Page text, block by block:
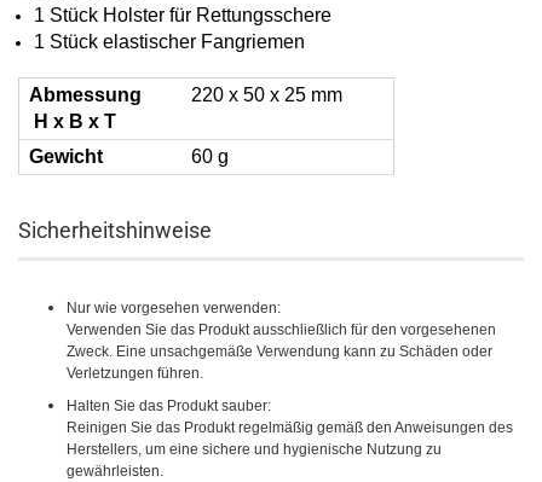
1 Stück Holster für Rettungsschere
1 Stück elastischer Fangriemen
Abmessung
H x B x T
220 x 50 x 25 mm
Gewicht 60 g
Sicherheitshinweise
Nur wie vorgesehen verwenden:
Verwenden Sie das Produkt ausschließlich für den vorgesehenen
Zweck. Eine unsachgemäße Verwendung kann zu Schäden oder
Verletzungen führen.
Halten Sie das Produkt sauber:
Reinigen Sie das Produkt regelmäßig gemäß den Anweisungen des
Herstellers, um eine sichere und hygienische Nutzung zu
gewährleisten.